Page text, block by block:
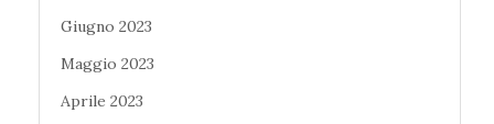
Giugno 2023
Maggio 2023
Aprile 2023